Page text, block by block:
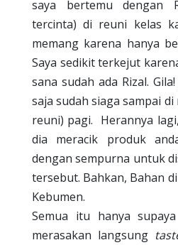
saya bertemu dengan
tercinta) di reuni kelas
memang karena hanya
Saya sedikit terkejut
sana sudah ada Rizal.
saja sudah siaga sampai
reuni) pagi. Herannya
dia meracik produk
dengan sempurna untuk
tersebut. Bahkan, Bahan
Kebumen.
Semua itu hanya
merasakan langsung